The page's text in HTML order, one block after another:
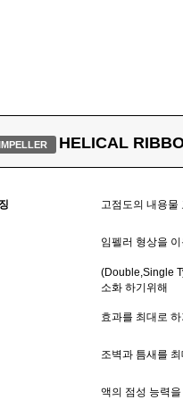
HELICAL
고점도의 내용물
임펠러 형상을
(Double,Single
소화 하기위해
효과를 최대로
조벽과 틈새를
액의 점성 능력